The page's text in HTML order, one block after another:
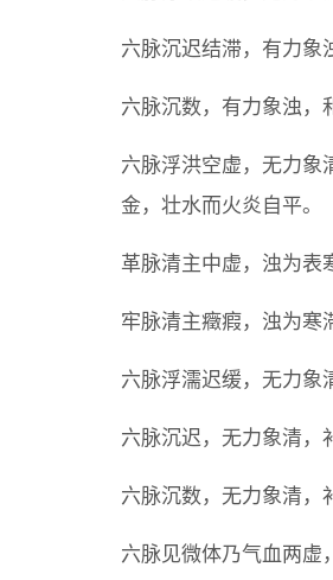
六脉沉迟结滞，有力象
六脉沉数，有力象浊，
六脉浮洪空虚，无力象
金，壮水而火炎自平。
革脉清主中虚，浊为表
牢脉清主癥瘕，浊为寒
六脉浮濡迟缓，无力象
六脉沉迟，无力象清，
六脉沉数，无力象清，
六脉见微体乃气血两虚